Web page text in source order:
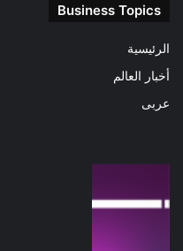
Business Topics
الرئيسية
أخبار العالم
عربى